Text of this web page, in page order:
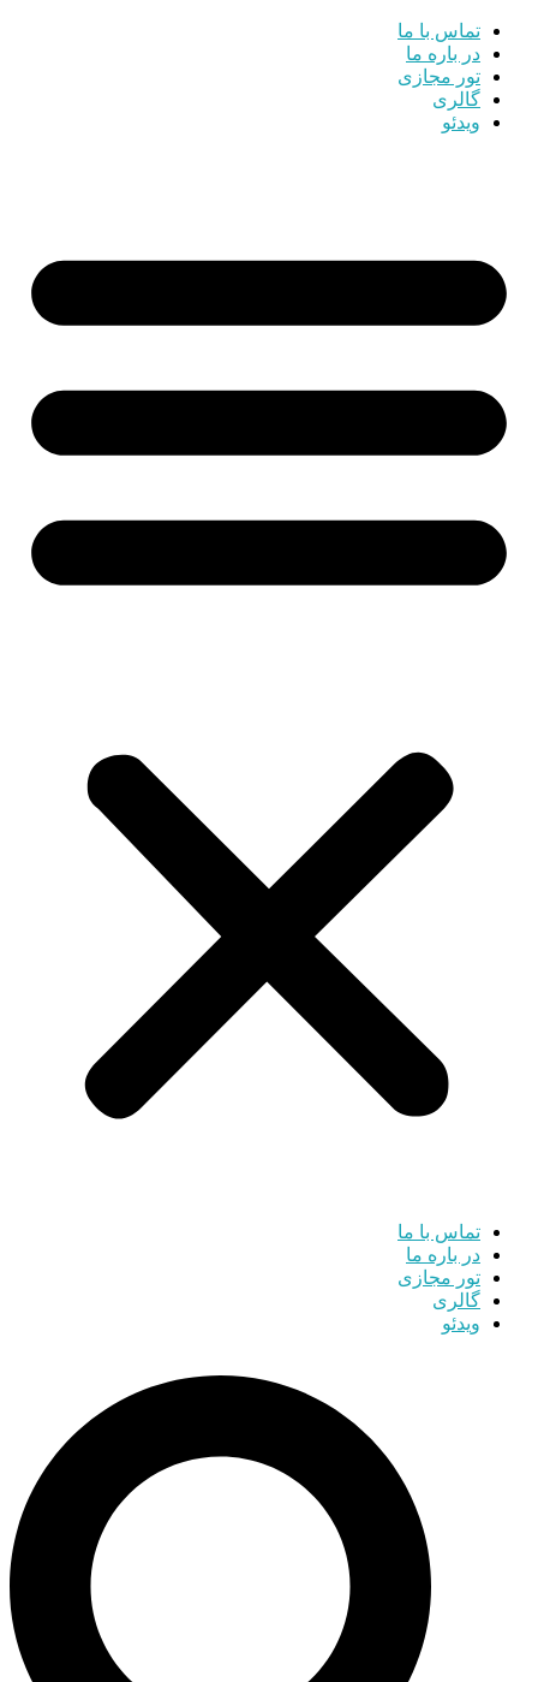
تماس با ما
در باره ما
تور مجازی
گالری
ویدئو
تماس با ما
در باره ما
تور مجازی
گالری
ویدئو